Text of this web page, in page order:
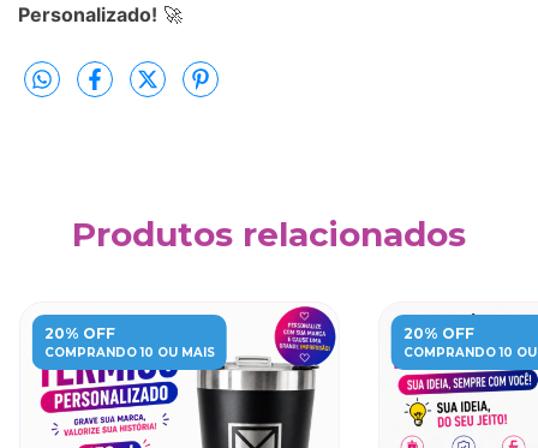
Personalizado! 🚀
Produtos relacionados
20% OFF
COMPRANDO 10 OU MAIS
20% OFF
COMPRANDO 10